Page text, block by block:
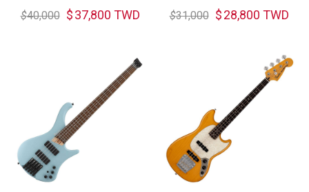
$40,000 $37,800 TWD
$31,000 $28,800 TWD